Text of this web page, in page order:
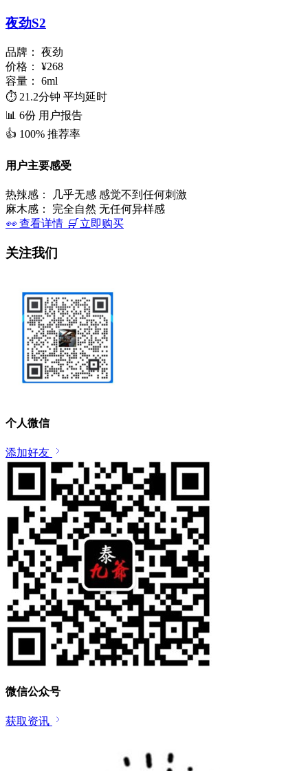
夜劲S2
品牌：
夜劲
价格：
¥268
容量：
6ml
⏱️ 21.2分钟 平均延时
📊 6份 用户报告
👍 100% 推荐率
用户主要感受
热辣感：
几乎无感 感觉不到任何刺激
麻木感：
完全自然 无任何异样感
👀查看详情 🛒 立即购买
关注我们
个人微信
添加好友
微信公众号
获取资讯